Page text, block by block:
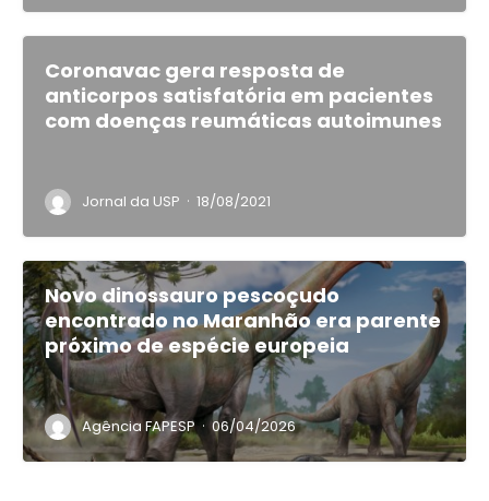
Coronavac gera resposta de
anticorpos satisfatória em pacientes
com doenças reumáticas autoimunes
Jornal da USP · 18/08/2021
Novo dinossauro pescoçudo
encontrado no Maranhão era parente
próximo de espécie europeia
Agência FAPESP · 06/04/2026